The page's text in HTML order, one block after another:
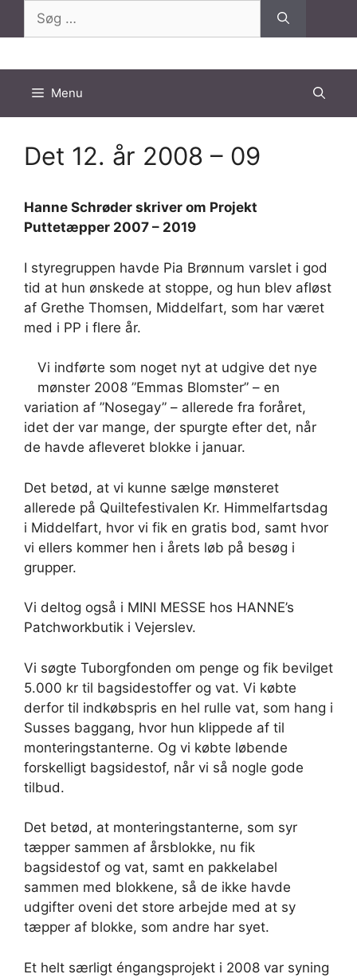
Søg
efter:
Menu
Det 12. år 2008 – 09
Hanne Schrøder skriver om Projekt
Puttetæpper 2007 – 2019
I styregruppen havde Pia Brønnum varslet i god
tid at hun ønskede at stoppe, og hun blev afløst
af Grethe Thomsen, Middelfart, som har været
med i PP i flere år.
Vi indførte som noget nyt at udgive det nye
mønster 2008 ”Emmas Blomster” – en
variation af ”Nosegay” – allerede fra foråret,
idet der var mange, der spurgte efter det, når
de havde afleveret blokke i januar.
Det betød, at vi kunne sælge mønsteret
allerede på Quiltefestivalen Kr. Himmelfartsdag
i Middelfart, hvor vi fik en gratis bod, samt hvor
vi ellers kommer hen i årets løb på besøg i
grupper.
Vi deltog også i MINI MESSE hos HANNE’s
Patchworkbutik i Vejerslev.
Vi søgte Tuborgfonden om penge og fik bevilget
5.000 kr til bagsidestoffer og vat. Vi købte
derfor til indkøbspris en hel rulle vat, som hang i
Susses baggang, hvor hun klippede af til
monteringstanterne. Og vi købte løbende
forskelligt bagsidestof, når vi så nogle gode
tilbud.
Det betød, at monteringstanterne, som syr
tæpper sammen af årsblokke, nu fik
bagsidestof og vat, samt en pakkelabel
sammen med blokkene, så de ikke havde
udgifter oveni det store arbejde med at sy
tæpper af blokke, som andre har syet.
Et helt særligt éngangsprojekt i 2008 var syning